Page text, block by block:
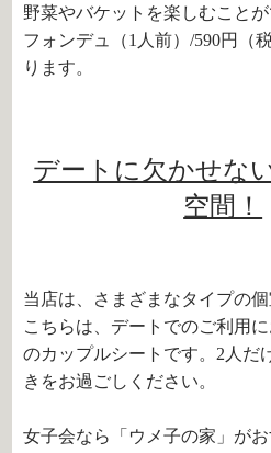
野菜やバケットを楽しむこと
フォンデュ（1人前）/590円（
ります。
デートに欠かせな
空間！
当店は、さまざまなタイプの
こちらは、デートでのご利用
のカップルシートです。2人だ
きをお過ごしください。
女子会なら「ウメ子の家」がお